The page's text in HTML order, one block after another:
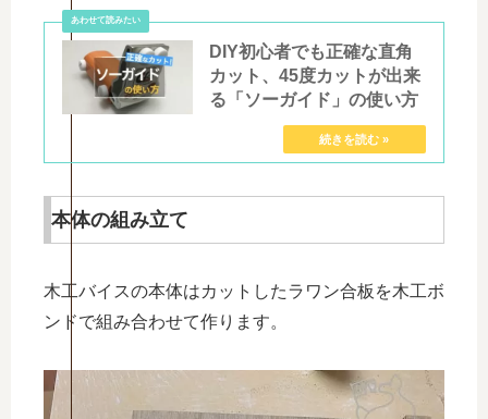
DIY初心者でも正確な直角
カット、45度カットが出来
る「ソーガイド」の使い方
本体の組み立て
木工バイスの本体はカットしたラワン合板を木工ボ
ンドで組み合わせて作ります。